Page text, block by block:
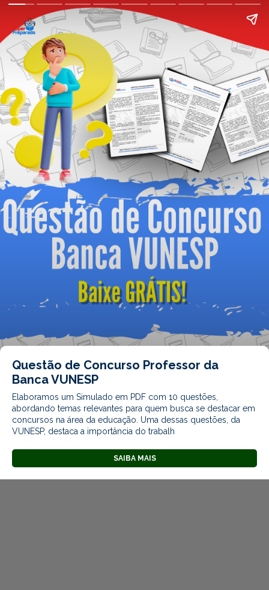
Questão de Concurso Professor da
Banca VUNESP
Elaboramos um Simulado em PDF com 10 questões,
abordando temas relevantes para quem busca se destacar em
concursos na área da educação. Uma dessas questões, da
VUNESP, destaca a importância do trabalh
SAIBA MAIS